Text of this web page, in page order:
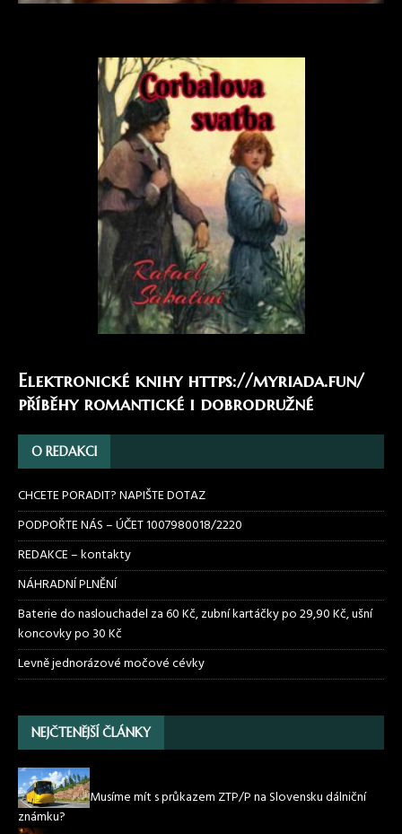
Elektronické knihy https://myriada.fun/
příběhy romantické i dobrodružné
O REDAKCI
CHCETE PORADIT? NAPIŠTE DOTAZ
PODPOŘTE NÁS – ÚČET 1007980018/2220
REDAKCE – kontakty
NÁHRADNÍ PLNĚNÍ
Baterie do naslouchadel za 60 Kč, zubní kartáčky po 29,90 Kč, ušní
koncovky po 30 Kč
Levně jednorázové močové cévky
NEJČTENĚJŠÍ ČLÁNKY
Musíme mít s průkazem ZTP/P na Slovensku dálniční
známku?